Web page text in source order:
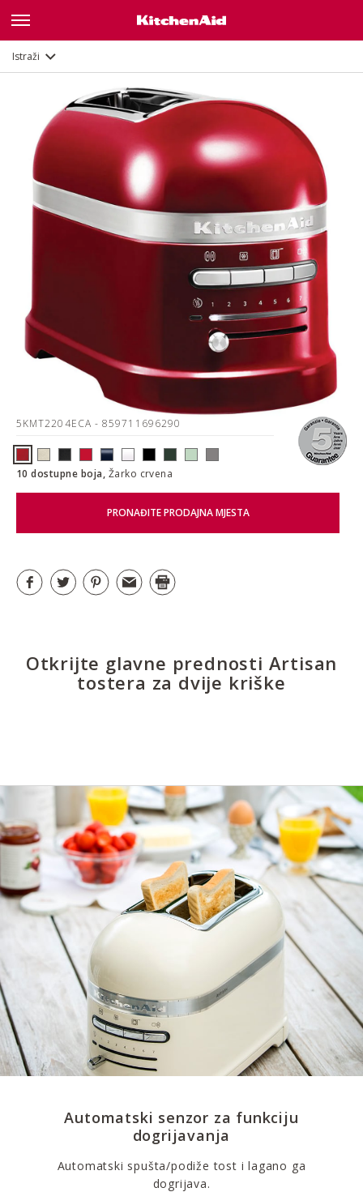
Istraži
5KMT2204ECA - 859711696290
10 dostupne boja, Žarko crvena
PRONAĐITE PRODAJNA MJESTA
Otkrijte glavne prednosti Artisan
tostera za dvije kriške
Automatski senzor za funkciju
dogrijavanja
Automatski spušta/podiže tost i lagano ga
dogrijava.